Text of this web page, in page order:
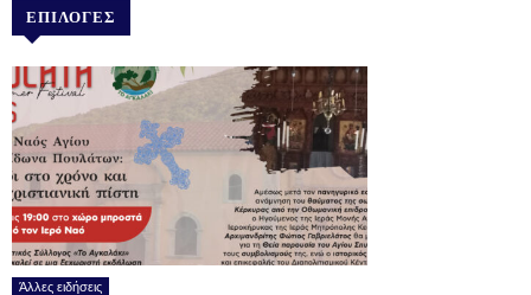
ΕΠΙΛΟΓΕΣ
Άλλες ειδήσεις